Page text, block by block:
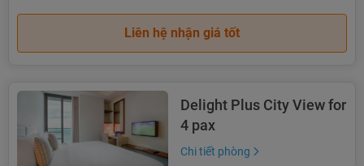
Liên hệ nhận giá tốt
Delight Plus City View for
4 pax
Chi tiết phòng